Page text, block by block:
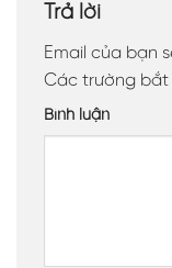
Trả lời
Email của bạn
Các trường
Bình luận